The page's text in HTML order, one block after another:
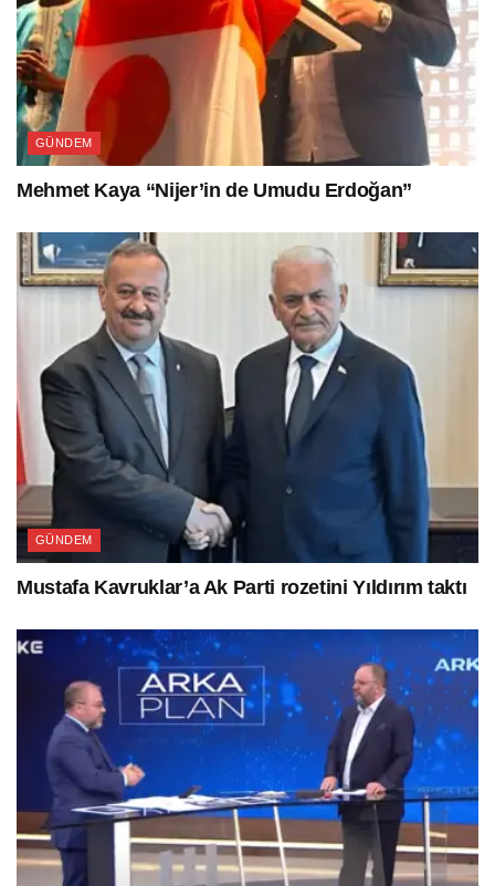
GÜNDEM
Mehmet Kaya “Nijer’in de Umudu Erdoğan”
GÜNDEM
Mustafa Kavruklar’a Ak Parti rozetini Yıldırım taktı